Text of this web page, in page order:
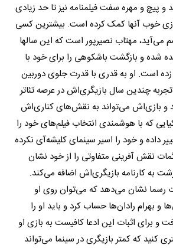
پیچ و مهره سفت فیلمنامه نیز تا حد زیادی
خوب آنها کمک کرده است. بیشترین کسی
می‌آید، مهتاب نصیرپور است که این سالها
شده و بازگشت باشکوهی را برای خود با
زده است. او به قدری با قدرت جلوی دوربین
چندین سال بازیگری‌اش در عرصه تئاتر
و بازی‌اش می‌تواند به نقش‌های کناری‌اش
که با هوشمندی انتخاب فیلم‌های خود را
داده و خود را اسیر سینمای کلیشه‌آی نکرده
نقش آفرینی متفاوتی را از خود نشان
به کارنامه بازیگری‌اش اضافه می‌کند.
رسما نشان می‌دهد که می‌توان روی او
بهرام رادان‌ها حساب کرد و باید او را
و برای اثبات این ادعا کافیست به بازی او
که کمتر بازیگری در سینما می‌تواند